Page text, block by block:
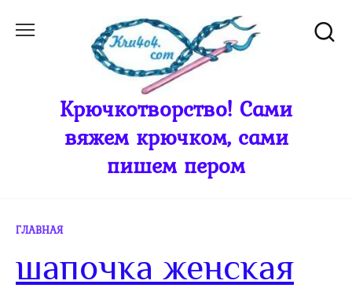
Крючкотворство! Сами
вяжем крючком, сами
пишем пером
ГЛАВНАЯ
шапочка женская